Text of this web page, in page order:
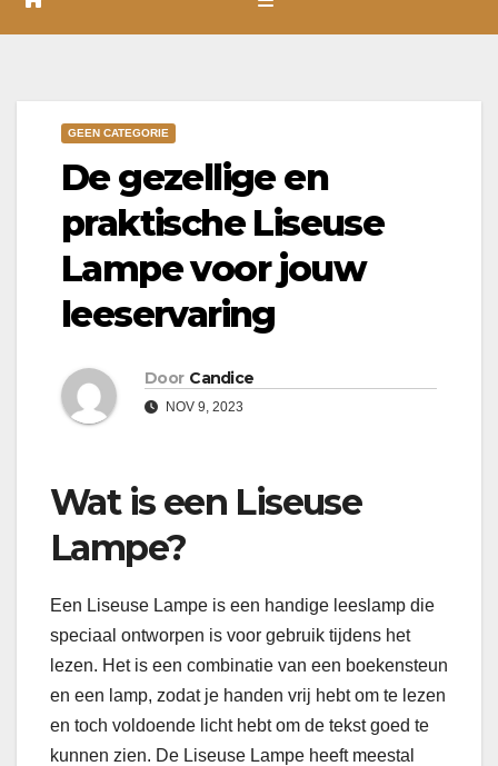
GEEN CATEGORIE
De gezellige en
praktische Liseuse
Lampe voor jouw
leeservaring
Door Candice
NOV 9, 2023
Wat is een Liseuse
Lampe?
Een Liseuse Lampe is een handige leeslamp die
speciaal ontworpen is voor gebruik tijdens het
lezen. Het is een combinatie van een boekensteun
en een lamp, zodat je handen vrij hebt om te lezen
en toch voldoende licht hebt om de tekst goed te
kunnen zien. De Liseuse Lampe heeft meestal